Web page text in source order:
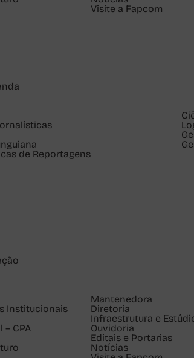
Visite a Fapcom
de Reportagens
Mantenedora
Institucionais
Diretoria
Infraestrutura e
CPA
Ouvidoria
Editais e Portarias
Notícias